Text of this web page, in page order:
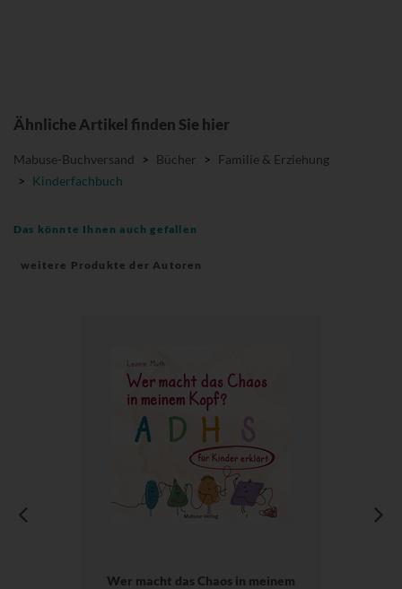
Ähnliche Artikel finden Sie hier
Mabuse-Buchversand > Bücher > Familie & Erziehung
> Kinderfachbuch
Das könnte Ihnen auch gefallen
weitere Produkte der Autoren
Wer macht das Chaos in meinem